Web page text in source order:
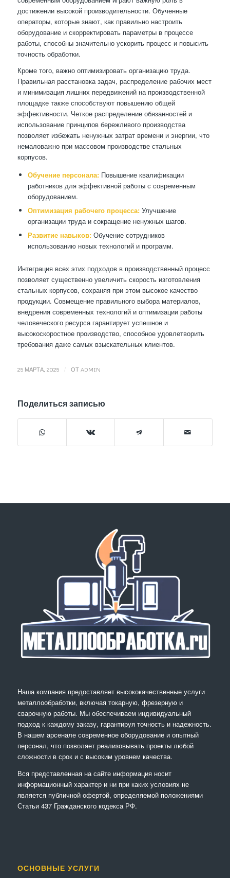
достижении высокой производительности. Обученные
операторы, которые знают, как правильно настроить
оборудование и скорректировать параметры в процессе
работы, способны значительно ускорить процесс и повысить
точность обработки.
Кроме того, важно оптимизировать организацию труда.
Правильная расстановка задач, распределение рабочих мест
и минимизация лишних передвижений на производственной
площадке также способствуют повышению общей
эффективности. Четкое распределение обязанностей и
использование принципов бережливого производства
позволяет избежать ненужных затрат времени и энергии, что
немаловажно при массовом производстве стальных
корпусов.
Обучение персонала:Повышение квалификации
работников для эффективной работы с современным
оборудованием.
Оптимизация рабочего процесса:Улучшение
организации труда и сокращение ненужных шагов.
Развитие навыков:Обучение сотрудников
использованию новых технологий и программ.
Интеграция всех этих подходов в производственный процесс
позволяет существенно увеличить скорость изготовления
стальных корпусов, сохраняя при этом высокое качество
продукции. Совмещение правильного выбора материалов,
внедрения современных технологий и оптимизации работы
человеческого ресурса гарантирует успешное и
высокоскоростное производство, способное удовлетворить
требования даже самых взыскательных клиентов.
25 МАРТА, 2025 ОТ ADMIN
Поделиться записью
Наша компания предоставляет высококачественные услуги
металлообработки, включая токарную, фрезерную и
сварочную работы. Мы обеспечиваем индивидуальный
подход к каждому заказу, гарантируя точность и надежность.
В нашем арсенале современное оборудование и опытный
персонал, что позволяет реализовывать проекты любой
сложности в срок и с высоким уровнем качества.
Вся представленная на сайте информация носит
информационный характер и ни при каких условиях не
является публичной офертой, определяемой положениями
Статьи 437 Гражданского кодекса РФ.
ОСНОВНЫЕ УСЛУГИ